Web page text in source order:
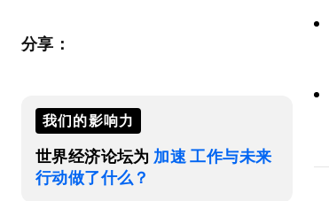
分享：
我们的影响力
世界经济论坛为 加速 工作与未来
行动做了什么？